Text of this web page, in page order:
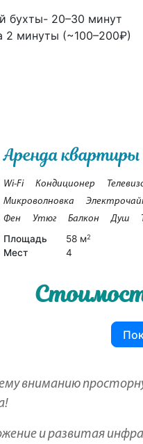
бухты- 20–30 минут
2 минуты (~100–200₽)
Аренда
Wi-Fi Кондиционер
Микроволновка
Фен
Утюг Балкон Душ
Площадь 58 м2
Мест 4
вниманию
и развитая